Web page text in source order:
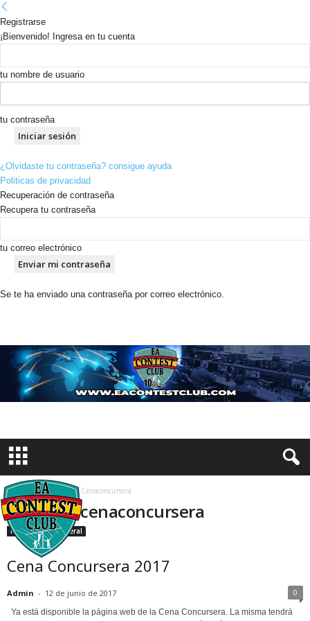
Registrarse
¡Bienvenido! Ingresa en tu cuenta
tu nombre de usuario
tu contraseña
¿Olvidaste tu contraseña? consigue ayuda
Politicas de privacidad
Recuperación de contraseña
Recupera tu contraseña
tu correo electrónico
Se te ha enviado una contraseña por correo electrónico.
Inicio Etiquetas Cenaconcursera
Etiqueta: cenaconcursera
Información General
Cena Concursera 2017
Admin - 12 de junio de 2017 0
Ya está disponible la página web de la Cena Concursera. La misma tendrá